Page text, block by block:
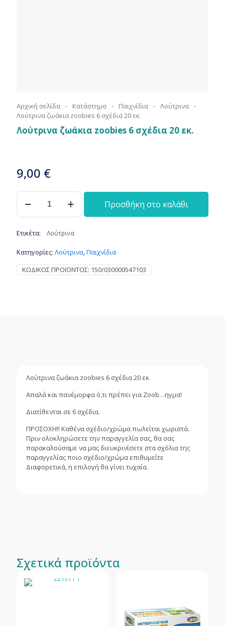
Αρχική σελίδα - Κατάστημα - Παιχνίδια - Λούτρινα -
Λούτρινα ζωάκια zoobies 6 σχέδια 20 εκ.
Λούτρινα ζωάκια zoobies 6 σχέδια 20 εκ.
9,00 €
Λούτρινα
ζωάκια
zoobies
σχέδια
εκ.
Προσθήκη στο καλάθι
Ετικέτα: Λούτρινα
Κατηγορίες: Λούτρινα,Παιχνίδια
ΚΩΔΙΚΌΣ ΠΡΟΪΌΝΤΟΣ: 150/030000547103
Λούτρινα ζωάκια zoobies 6 σχέδια 20 εκ.
Απαλά και πανέμορφα ό,τι πρέπει για Zoob…ηγμα!
Διατίθενται σε 6 σχέδια.
ΠΡΟΣΟΧΗ!! Καθένα σχέδιο/χρώμα πωλείται χωριστά.
Πριν ολοκληρώσετε την παραγγελία σας, θα σας
παρακαλούσαμε να μας διευκρινίσετε στα σχόλια της
παραγγελίας ποιο σχέδιο/χρώμα επιθυμείτε
Διαφορετικά, η επιλογή θα γίνει τυχαία.
Σχετικά προϊόντα